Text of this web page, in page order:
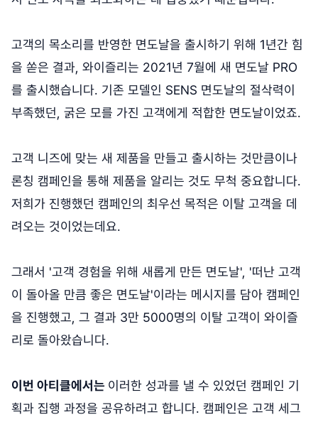
고객의 목소리를 반영한 면도날을 출시하기 위해 1년간 힘
을 쏟은 결과, 와이즐리는 2021년 7월에 새 면도날 PRO
를 출시했습니다. 기존 모델인 SENS 면도날의 절삭력이
부족했던, 굵은 모를 가진 고객에게 적합한 면도날이었죠.
고객 니즈에 맞는 새 제품을 만들고 출시하는 것만큼이나
론칭 캠페인을 통해 제품을 알리는 것도 무척 중요합니다.
저희가 진행했던 캠페인의 최우선 목적은 이탈 고객을 데
려오는 것이었는데요.
그래서 '고객 경험을 위해 새롭게 만든 면도날', '떠난 고객
이 돌아올 만큼 좋은 면도날'이라는 메시지를 담아 캠페인
을 진행했고, 그 결과 3만 5000명의 이탈 고객이 와이즐
리로 돌아왔습니다.
이번 아티클에서는 이러한 성과를 낼 수 있었던 캠페인 기
획과 집행 과정을 공유하려고 합니다. 캠페인은 고객 세그